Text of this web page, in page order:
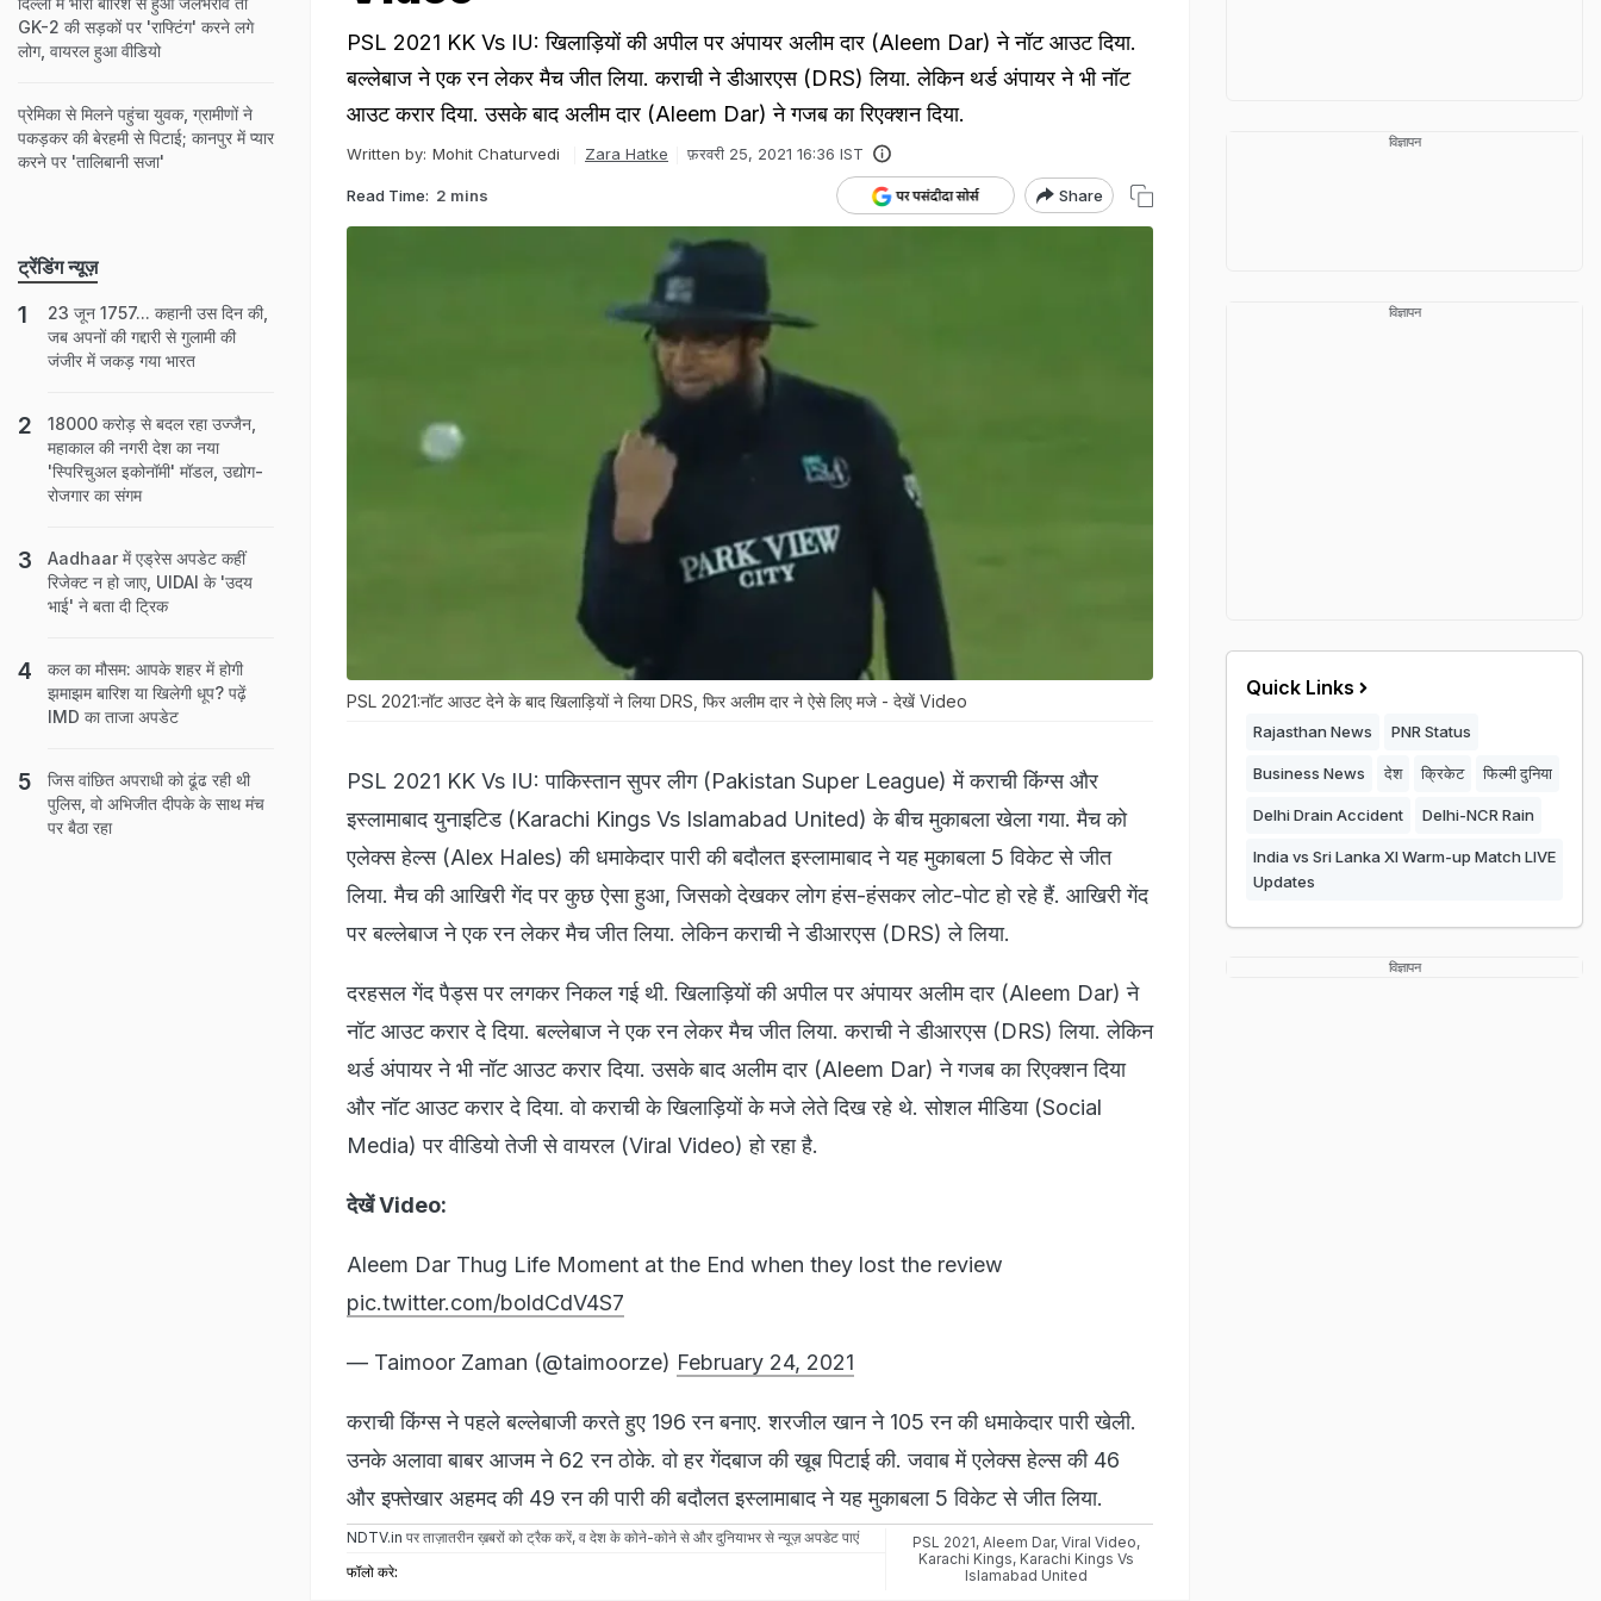
PSL 2021 KK Vs IU: खिलाड़ियों की अपील पर अंपायर अलीम दार (Aleem Dar) ने नॉट आउट दिया.
बल्लेबाज ने एक रन लेकर मैच जीत लिया. कराची ने डीआरएस (DRS) लिया. लेकिन थर्ड अंपायर ने भी नॉट
आउट करार दिया. उसके बाद अलीम दार (Aleem Dar) ने गजब का रिएक्शन दिया.
Written by: Mohit Chaturvedi Zara Hatke फ़रवरी 25, 2021 16:36 IST
Read Time: 2 mins Share
PSL 2021:नॉट आउट देने के बाद खिलाड़ियों ने लिया DRS, फिर अलीम दार ने ऐसे लिए मजे - देखें Video
PSL 2021 KK Vs IU: पाकिस्तान सुपर लीग (Pakistan Super League) में कराची किंग्स और
इस्लामाबाद युनाइटिड (Karachi Kings Vs Islamabad United) के बीच मुकाबला खेला गया. मैच को
एलेक्स हेल्स (Alex Hales) की धमाकेदार पारी की बदौलत इस्लामाबाद ने यह मुकाबला 5 विकेट से जीत
लिया. मैच की आखिरी गेंद पर कुछ ऐसा हुआ, जिसको देखकर लोग हंस-हंसकर लोट-पोट हो रहे हैं. आखिरी गेंद
पर बल्लेबाज ने एक रन लेकर मैच जीत लिया. लेकिन कराची ने डीआरएस (DRS) ले लिया.
दरहसल गेंद पैड्स पर लगकर निकल गई थी. खिलाड़ियों की अपील पर अंपायर अलीम दार (Aleem Dar) ने
नॉट आउट करार दे दिया. बल्लेबाज ने एक रन लेकर मैच जीत लिया. कराची ने डीआरएस (DRS) लिया. लेकिन
थर्ड अंपायर ने भी नॉट आउट करार दिया. उसके बाद अलीम दार (Aleem Dar) ने गजब का रिएक्शन दिया
और नॉट आउट करार दे दिया. वो कराची के खिलाड़ियों के मजे लेते दिख रहे थे. सोशल मीडिया (Social
Media) पर वीडियो तेजी से वायरल (Viral Video) हो रहा है.
देखें Video:
Aleem Dar Thug Life Moment at the End when they lost the review
pic.twitter.com/boldCdV4S7
— Taimoor Zaman (@taimoorze) February 24, 2021
कराची किंग्स ने पहले बल्लेबाजी करते हुए 196 रन बनाए. शरजील खान ने 105 रन की धमाकेदार पारी खेली.
उनके अलावा बाबर आजम ने 62 रन ठोके. वो हर गेंदबाज की खूब पिटाई की. जवाब में एलेक्स हेल्स की 46
और इफ्तेखार अहमद की 49 रन की पारी की बदौलत इस्लामाबाद ने यह मुकाबला 5 विकेट से जीत लिया.
NDTV.in पर ताज़ातरीन ख़बरों को ट्रैक करें, व देश के कोने-कोने से और दुनियाभर से न्यूज़ अपडेट पाएं
फॉलो करे:
PSL 2021, Aleem Dar, Viral Video,
Karachi Kings, Karachi Kings Vs
Islamabad United
GK-2 की सड़कों पर 'राफ्टिंग' करने लगे
लोग, वायरल हुआ वीडियो
प्रेमिका से मिलने पहुंचा युवक, ग्रामीणों ने
पकड़कर की बेरहमी से पिटाई; कानपुर में प्यार
करने पर 'तालिबानी सजा'
ट्रेंडिंग न्यूज़
23 जून 1757... कहानी उस दिन की,
जब अपनों की गद्दारी से गुलामी की
जंजीर में जकड़ गया भारत
18000 करोड़ से बदल रहा उज्जैन,
महाकाल की नगरी देश का नया
'स्पिरिचुअल इकोनॉमी' मॉडल, उद्योग-
रोजगार का संगम
Aadhaar में एड्रेस अपडेट कहीं
रिजेक्ट न हो जाए, UIDAI के 'उदय
भाई' ने बता दी ट्रिक
कल का मौसम: आपके शहर में होगी
झमाझम बारिश या खिलेगी धूप? पढ़ें
IMD का ताजा अपडेट
जिस वांछित अपराधी को ढूंढ रही थी
पुलिस, वो अभिजीत दीपके के साथ मंच
पर बैठा रहा
विज्ञापन
विज्ञापन
Quick Links
Rajasthan News PNR Status
Business News देश क्रिकेट फिल्मी दुनिया
Delhi Drain Accident Delhi-NCR Rain
India vs Sri Lanka XI Warm-up Match LIVE
Updates
विज्ञापन